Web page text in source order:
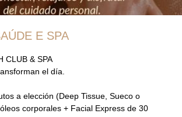
E SPA
CLUB & SPA
el día.
a elección (Deep Tissue, Sueco o
corporales + Facial Express de 30